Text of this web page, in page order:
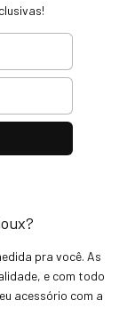
pra você. As
e com todo
acessório com a